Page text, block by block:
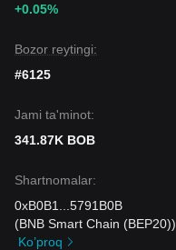
+0.05%
Bozor reytingi:
#6125
Jami ta'minot:
341.87K BOB
Shartnomalar:
0xB0B1
5791B0B
(BNB Smart Chain (BEP20))
Ko’proq